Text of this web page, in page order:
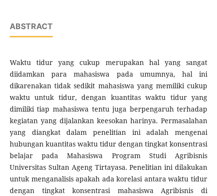
ABSTRACT
Waktu tidur yang cukup merupakan hal yang sangat
diidamkan para mahasiswa pada umumnya, hal ini
dikarenakan tidak sedikit mahasiswa yang memiliki cukup
waktu untuk tidur, dengan kuantitas waktu tidur yang
dimiliki tiap mahasiswa tentu juga berpengaruh terhadap
kegiatan yang dijalankan keesokan harinya. Permasalahan
yang diangkat dalam penelitian ini adalah mengenai
hubungan kuantitas waktu tidur dengan tingkat konsentrasi
belajar pada Mahasiswa Program Studi Agribisnis
Universitas Sultan Ageng Tirtayasa. Penelitian ini dilakukan
untuk menganalisis apakah ada korelasi antara waktu tidur
dengan tingkat konsentrasi mahasiswa Agribisnis di